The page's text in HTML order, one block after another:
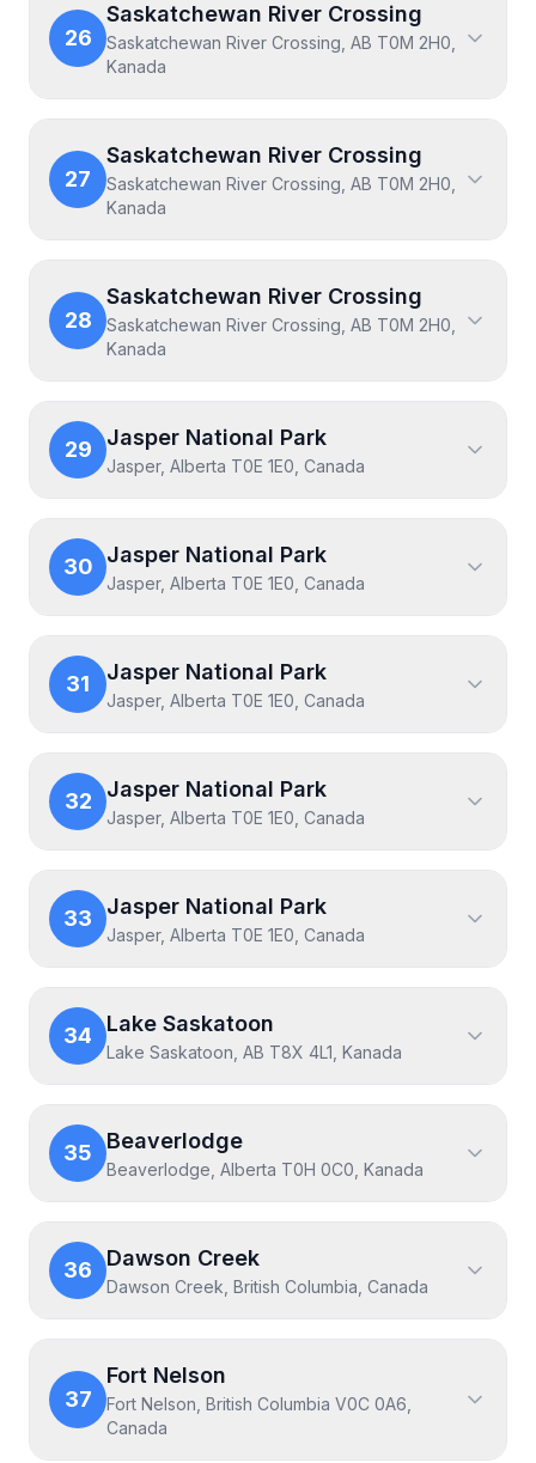
26
Saskatchewan River Crossing
Saskatchewan River Crossing, AB T0M 2H0,
Kanada
27
Saskatchewan River Crossing
Saskatchewan River Crossing, AB T0M 2H0,
Kanada
28
Saskatchewan River Crossing
Saskatchewan River Crossing, AB T0M 2H0,
Kanada
29 Jasper National Park
Jasper, Alberta T0E 1E0, Canada
30 Jasper National Park
Jasper, Alberta T0E 1E0, Canada
31 Jasper National Park
Jasper, Alberta T0E 1E0, Canada
32 Jasper National Park
Jasper, Alberta T0E 1E0, Canada
33 Jasper National Park
Jasper, Alberta T0E 1E0, Canada
34 Lake Saskatoon
Lake Saskatoon, AB T8X 4L1, Kanada
35 Beaverlodge
Beaverlodge, Alberta T0H 0C0, Kanada
36 Dawson Creek
Dawson Creek, British Columbia, Canada
37
Fort Nelson
Fort Nelson, British Columbia V0C 0A6,
Canada